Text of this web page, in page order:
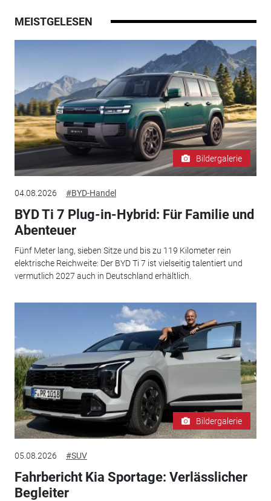
MEISTGELESEN
Bildergalerie
04.08.2026 #BYD-Handel
BYD Ti 7 Plug-in-Hybrid: Für Familie und
Abenteuer
Fünf Meter lang, sieben Sitze und bis zu 119 Kilometer rein
elektrische Reichweite: Der BYD Ti 7 ist vielseitig talentiert und
vermutlich 2027 auch in Deutschland erhältlich.
Bildergalerie
05.08.2026 #SUV
Fahrbericht Kia Sportage: Verlässlicher
Begleiter